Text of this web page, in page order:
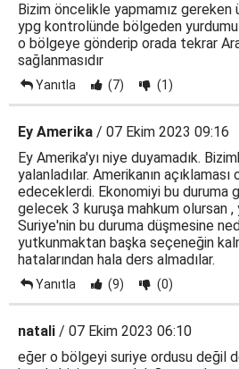
Bizim öncelikle yapmamız
ypg kontrolünde bölgeden
o bölgeye gönderip orada tekrar
sağlanmasıdır
Yanıtla (7) (1)
Ey Amerika / 07 Ekim 2023 09:16
Ey Amerika'yı niye duyamadık.
yalanladılar. Amerikanın
edeceklerdi. Ekonomiyi bu duruma
gelecek 3 kuruşa mahkum olursan ,
Suriye'nin bu duruma düşmesine
yutkunmaktan başka seçeneğin
hatalarından hala ders almadılar.
Yanıtla (9) (0)
natali / 07 Ekim 2023 06:10
eğer o bölgeyi suriye ordusu değil